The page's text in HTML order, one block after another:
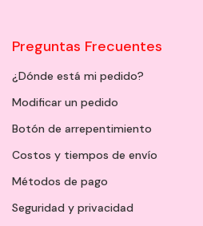
Preguntas Frecuentes
¿Dónde está mi pedido?
Modificar un pedido
Botón de arrepentimiento
Costos y tiempos de envío
Métodos de pago
Seguridad y privacidad